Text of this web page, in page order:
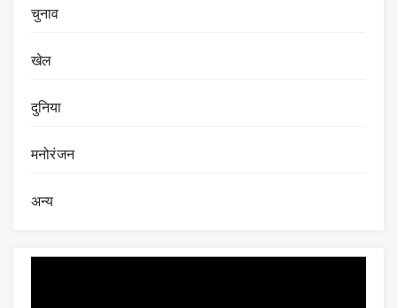
चुनाव
खेल
दुनिया
मनोरंजन
अन्य